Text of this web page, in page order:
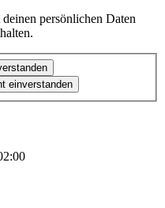
persönlichen Daten